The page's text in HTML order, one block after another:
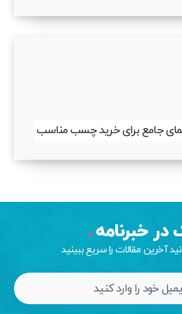
جامع برای خرید چسب مناسب
در خبرنامه
آخرین مقالات را سریع ببینید